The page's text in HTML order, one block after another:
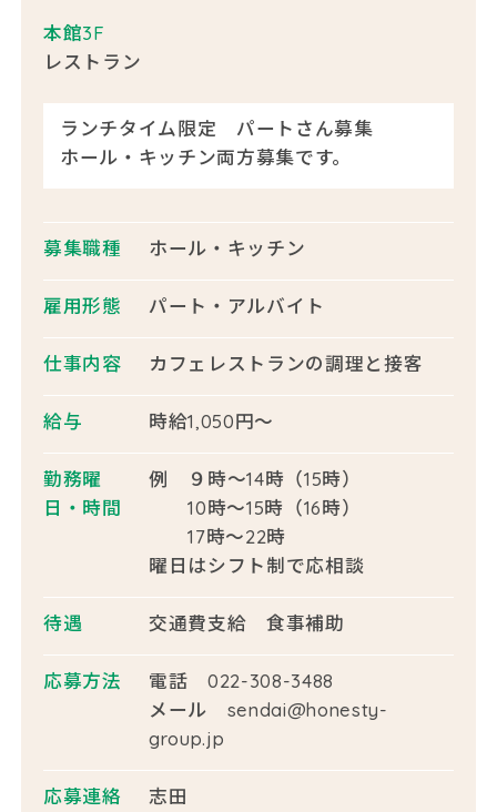
本館3F
レストラン
ランチタイム限定 パートさん募集
ホール・キッチン両方募集です。
募集職種 ホール・キッチン
雇用形態 パート・アルバイト
仕事内容 カフェレストランの調理と接客
給与 時給1,050円～
勤務曜
日・時間
例 ９時～14時（15時）
10時～15時（16時）
17時〜22時
曜日はシフト制で応相談
待遇 交通費支給 食事補助
応募方法
電話 022-308-3488
メール sendai@honesty-
group.jp
応募連絡
志田